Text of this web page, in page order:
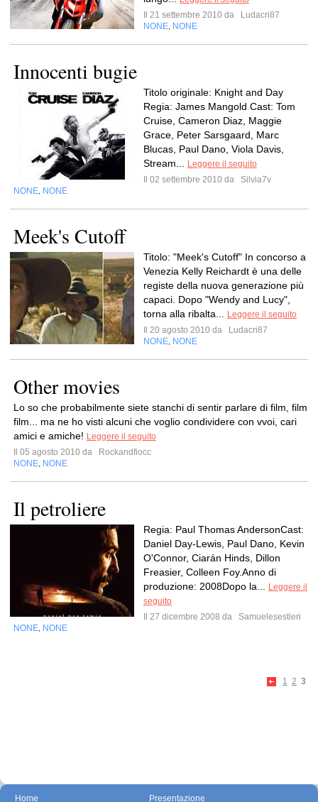
Il 21 settembre 2010 da
Ludacri87
NONE NONE
Innocenti bugie
Titolo originale: Knight and Day
Regia: James Mangold Cast: Tom
Cruise, Cameron Diaz, Maggie
Grace, Peter Sarsgaard, Marc
Blucas, Paul Dano, Viola Davis,
Stream...
Leggere il seguito
Il 02 settembre 2010 da
Silvia7v
NONE NONE
Meek's Cutoff
Titolo: "Meek's Cutoff" In concorso a
Venezia Kelly Reichardt è una delle
registe della nuova generazione più
capaci. Dopo "Wendy and Lucy",
torna alla ribalta...
Leggere il seguito
Il 20 agosto 2010 da
Ludacri87
NONE NONE
Other movies
Lo so che probabilmente siete stanchi di sentir parlare di film, film
film... ma ne ho visti alcuni che voglio condividere con vvoi, cari
amici e amiche! Leggere il seguito
Il 05 agosto 2010 da
Rockandfiocc
NONE NONE
Il petroliere
Regia: Paul Thomas AndersonCast:
Daniel Day-Lewis, Paul Dano, Kevin
O'Connor, Ciarán Hinds, Dillon
Freasier, Colleen Foy.Anno di
produzione: 2008Dopo la...
Leggere il
seguito
Il 27 dicembre 2008 da
Samuelesestieri
NONE NONE
1 2 3
Home Presentazione